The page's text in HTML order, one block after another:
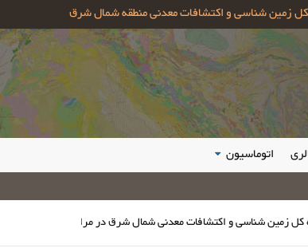
کل زمین شناسی و اکتشافات معدنی منطقه شمال شرق
اتوماسیون
شناسی و اکتشافات معدنی شمال شرق در مراسم وداع و تشییع